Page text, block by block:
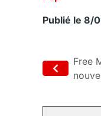
Publié le 8/
Free